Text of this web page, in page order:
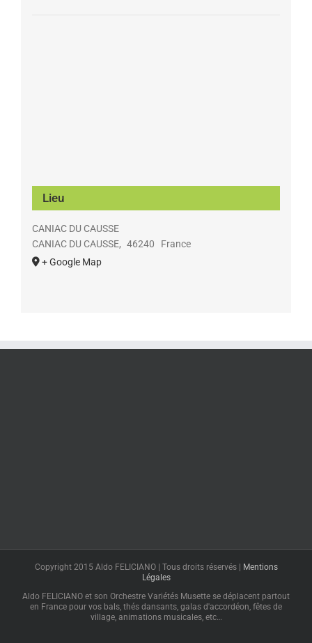
Lieu
CANIAC DU CAUSSE
CANIAC DU CAUSSE, 46240
France
+ Google Map
Copyright 2015 Aldo FELICIANO | Tous droits réservés |
Mentions
Légales
Aldo FELICIANO et son Orchestre Variétés Musette se déplacent partout
en France pour vos bals, thés dansants, galas d'accordéon, fêtes de
village, animations musicales, etc…